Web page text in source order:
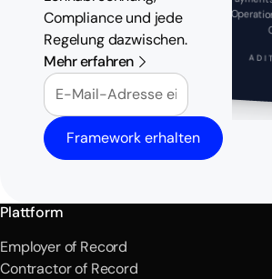
Compliance und jede
Regelung dazwischen.
Mehr erfahren
E-Mail
Framework erhalten
Plattform
Employer of Record
Contractor of Record